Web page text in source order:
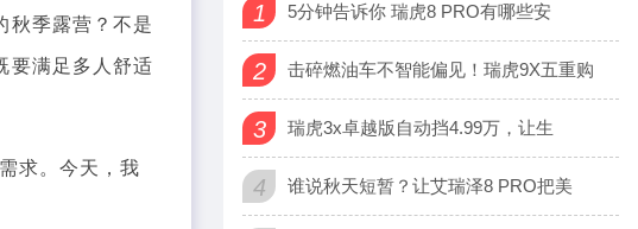
季露营？不是
要满足多人舒适
求。今天，我
1 5分钟告诉你 瑞虎8 PRO有哪些安
2 击碎燃油车不智能偏见！瑞虎9X五重购
3 瑞虎3x卓越版自动挡4.99万，让生
4 谁说秋天短暂？让艾瑞泽8 PRO把美